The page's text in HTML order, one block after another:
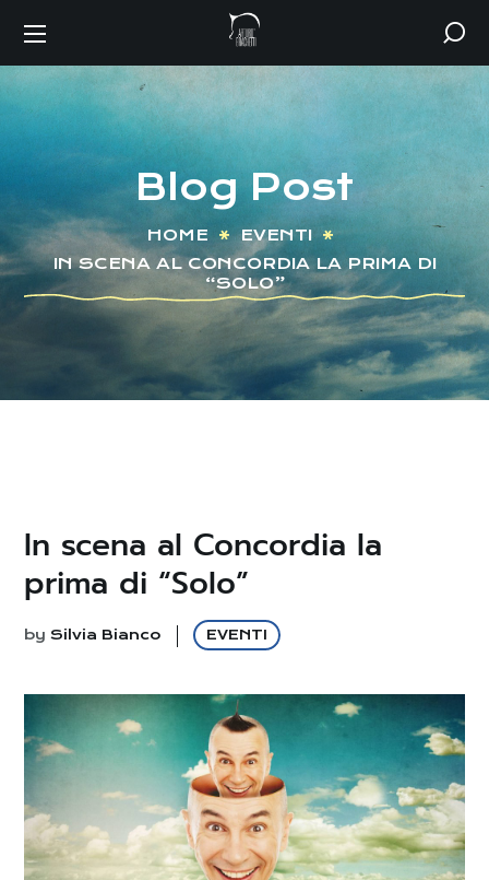
Blog Post
HOME
EVENTI
IN SCENA AL CONCORDIA LA PRIMA DI
“SOLO”
In scena al Concordia la
prima di “Solo”
bySilvia Bianco EVENTI